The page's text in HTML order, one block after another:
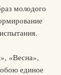
молодого
«Весна»,
единое